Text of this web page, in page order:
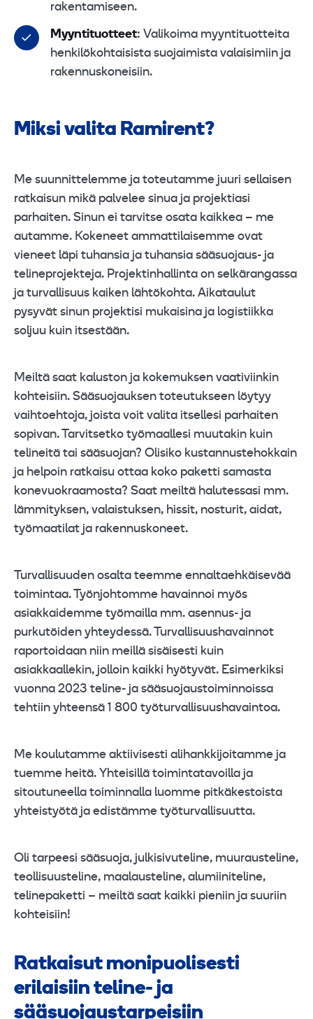
rakentamiseen.
Myyntituotteet: Valikoima myyntituotteita
henkilökohtaisista suojaimista valaisimiin ja
rakennuskoneisiin.
Miksi valita Ramirent?
Me suunnittelemme ja toteutamme juuri sellaisen
ratkaisun mikä palvelee sinua ja projektiasi
parhaiten. Sinun ei tarvitse osata kaikkea – me
autamme. Kokeneet ammattilaisemme ovat
vieneet läpi tuhansia ja tuhansia sääsuojaus- ja
telineprojekteja. Projektinhallinta on selkärangassa
ja turvallisuus kaiken lähtökohta. Aikataulut
pysyvät sinun projektisi mukaisina ja logistiikka
soljuu kuin itsestään.
Meiltä saat kaluston ja kokemuksen vaativiinkin
kohteisiin. Sääsuojauksen toteutukseen löytyy
vaihtoehtoja, joista voit valita itsellesi parhaiten
sopivan. Tarvitsetko työmaallesi muutakin kuin
telineitä tai sääsuojan? Olisiko kustannustehokkain
ja helpoin ratkaisu ottaa koko paketti samasta
konevuokraamosta? Saat meiltä halutessasi mm.
lämmityksen, valaistuksen, hissit, nosturit, aidat,
työmaatilat ja rakennuskoneet.
Turvallisuuden osalta teemme ennaltaehkäisevää
toimintaa. Työnjohtomme havainnoi myös
asiakkaidemme työmailla mm. asennus- ja
purkutöiden yhteydessä. Turvallisuushavainnot
raportoidaan niin meillä sisäisesti kuin
asiakkaallekin, jolloin kaikki hyötyvät. Esimerkiksi
vuonna 2023 teline- ja sääsuojaustoiminnoissa
tehtiin yhteensä 1 800 työturvallisuushavaintoa.
Me koulutamme aktiivisesti alihankkijoitamme ja
tuemme heitä. Yhteisillä toimintatavoilla ja
sitoutuneella toiminnalla luomme pitkäkestoista
yhteistyötä ja edistämme työturvallisuutta.
Oli tarpeesi sääsuoja, julkisivuteline, muurausteline,
teollisuusteline, maalausteline, alumiiniteline,
telinepaketti – meiltä saat kaikki pieniin ja suuriin
kohteisiin!
Ratkaisut monipuolisesti
erilaisiin teline- ja
sääsuojaustarpeisiin